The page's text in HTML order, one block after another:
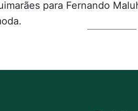
para Fernando